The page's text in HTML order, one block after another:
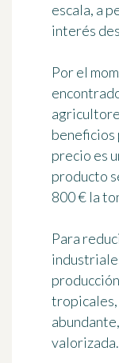
escala, a
interés
Por el
beneficios
precio es
producto
800 € la
Para
tropicales,
valorizada.